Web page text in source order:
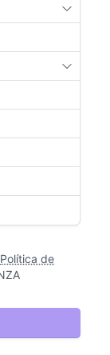
Política de